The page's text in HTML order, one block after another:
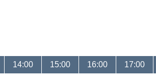
14:00 15:00 16:00 17:00